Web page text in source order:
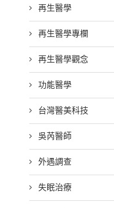
再生醫學
再生醫學專欄
再生醫學觀念
功能醫學
台灣醫美科技
吳芮醫師
外遇調查
失眠治療